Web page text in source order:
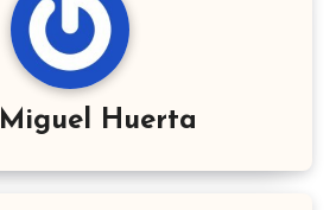
Miguel Huerta